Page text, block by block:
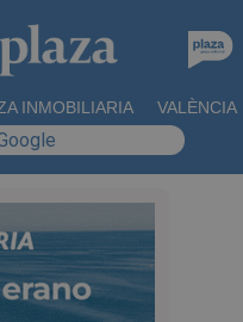
INMOBILIARIA VALÈNCIA